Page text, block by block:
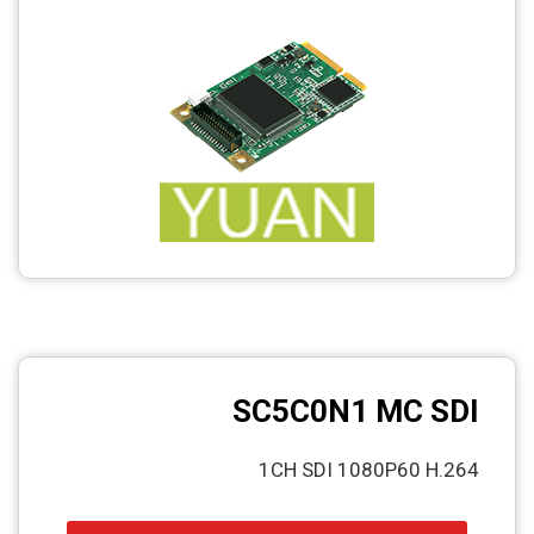
SC5C0N1 MC SDI
1CH SDI 1080P60 H.264